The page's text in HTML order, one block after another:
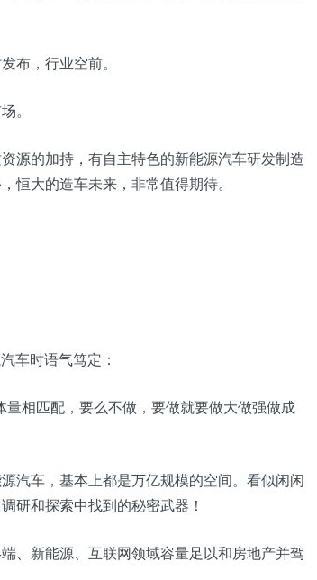
布，行业空前。
。
源的加持，有自主特色的新能源汽车研发制造
恒大的造车未来，非常值得期待。
车时语气笃定：
相匹配，要么不做，要做就要做大做强做成
汽车，基本上都是万亿规模的空间。看似闲闲
研和探索中找到的秘密武器！
、新能源、互联网领域容量足以和房地产并驾